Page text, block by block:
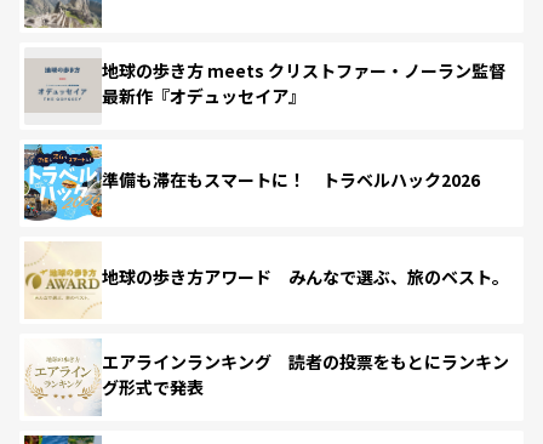
地球の歩き方 meets クリストファー・ノーラン監督
最新作『オデュッセイア』
準備も滞在もスマートに！ トラベルハック2026
地球の歩き方アワード みんなで選ぶ、旅のベスト。
エアラインランキング 読者の投票をもとにランキン
グ形式で発表